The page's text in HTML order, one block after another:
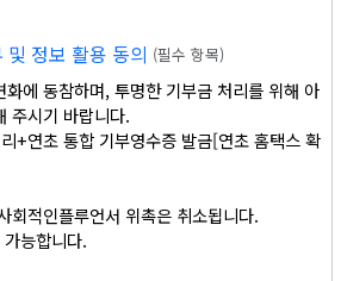
및 정보 활용 동의 (필수 항목)
에 동참하며, 투명한 기부금 처리를 위해 아
주시기 바랍니다.
+연초 통합 기부영수증 발금[연초 홈택스 확
적인플루언서 위촉은 취소됩니다.
능합니다.